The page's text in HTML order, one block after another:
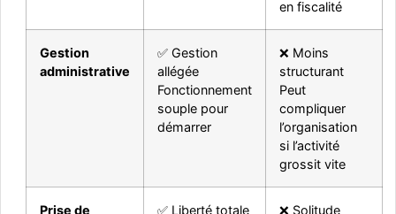
en fiscalité
Gestion
administrative
✅ Gestion
allégée
Fonctionnement
souple pour
démarrer
❌ Moins
structurant
Peut
compliquer
l’organisation
si l’activité
grossit vite
Prise de
✅ Liberté totale
❌ Solitude